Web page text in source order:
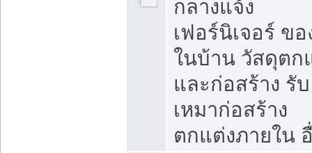
กลางแจ้ง
เฟอร์นิเจอร์ ขอ
ในบ้าน วัสดุตก
และก่อสร้าง รับ
เหมาก่อสร้าง
ตกแต่งภายใน